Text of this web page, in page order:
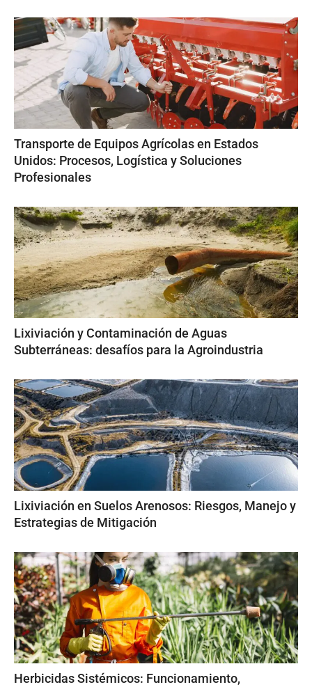
Transporte de Equipos Agrícolas en Estados
Unidos: Procesos, Logística y Soluciones
Profesionales
Lixiviación y Contaminación de Aguas
Subterráneas: desafíos para la Agroindustria
Lixiviación en Suelos Arenosos: Riesgos, Manejo y
Estrategias de Mitigación
Herbicidas Sistémicos: Funcionamiento,